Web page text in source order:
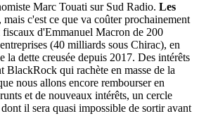
Marc Touati sur Sud Radio. Les
, mais c'est ce que va coûter prochainement
fiscaux d'Emmanuel Macron de 200
(40 milliards sous Chirac), en
la dette creusée depuis 2017. Des intérêts
BlackRock qui rachète en masse de la
nous allons encore rembourser en
et de nouveaux intérêts, un cercle
il sera quasi impossible de sortir avant